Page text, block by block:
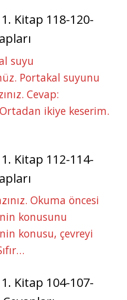
Kitap 118-120-
suyu
Portakal suyunu
Cevap:
ikiye keserim.
Kitap 112-114-
Okuma öncesi
konusunu
konusu, çevreyi
Kitap 104-107-